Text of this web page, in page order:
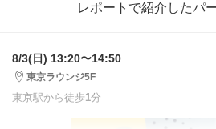
レポートで紹介したパ
8/3(日) 13:20〜14:50
東京ラウンジ5F
東京駅から徒歩1分